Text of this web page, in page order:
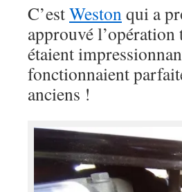
C’estWestonqui a
approuvé
étaient
fonctionnaient
anciens !